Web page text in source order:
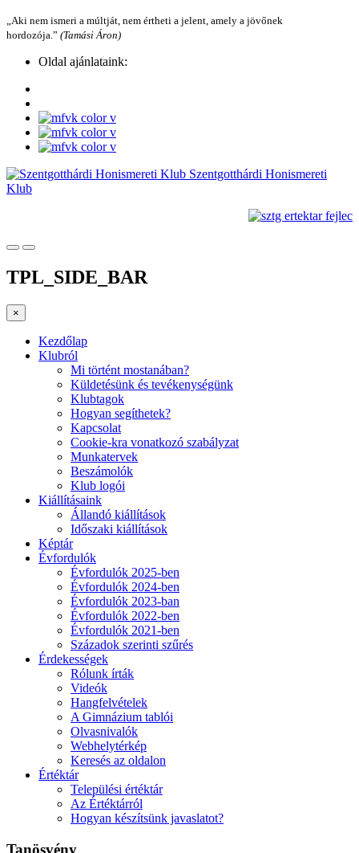
„Aki nem ismeri a múltját, nem értheti a jelent, amely a jövőnek
hordozója.” (Tamási Áron)
Oldal ajánlataink:
Szentgotthárdi Honismereti
Klub
TPL_SIDE_BAR
×
Kezdőlap
Klubról
Mi történt mostanában?
Küldetésünk és tevékenységünk
Klubtagok
Hogyan segíthetek?
Kapcsolat
Cookie-kra vonatkozó szabályzat
Munkatervek
Beszámolók
Klub logói
Kiállításaink
Állandó kiállítások
Időszaki kiállítások
Képtár
Évfordulók
Évfordulók 2025-ben
Évfordulók 2024-ben
Évfordulók 2023-ban
Évfordulók 2022-ben
Évfordulók 2021-ben
Századok szerinti szűrés
Érdekességek
Rólunk írták
Videók
Hangfelvételek
A Gimnázium tablói
Olvasnivalók
Webhelytérkép
Keresés az oldalon
Értéktár
Települési értéktár
Az Értéktárról
Hogyan készítsünk javaslatot?
Tanösvény